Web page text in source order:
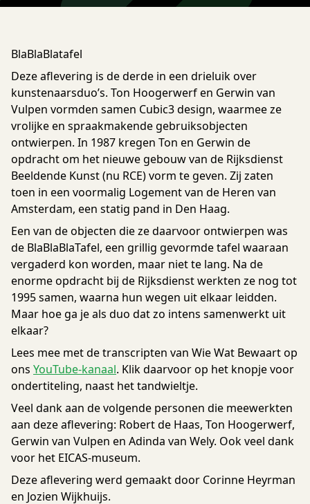
BlaBlaBlatafel
Deze aflevering is de derde in een drieluik over
kunstenaarsduo’s. Ton Hoogerwerf en Gerwin van
Vulpen vormden samen Cubic3 design, waarmee ze
vrolijke en spraakmakende gebruiksobjecten
ontwierpen. In 1987 kregen Ton en Gerwin de
opdracht om het nieuwe gebouw van de Rijksdienst
Beeldende Kunst (nu RCE) vorm te geven. Zij zaten
toen in een voormalig Logement van de Heren van
Amsterdam, een statig pand in Den Haag.
Een van de objecten die ze daarvoor ontwierpen was
de BlaBlaBlaTafel, een grillig gevormde tafel waaraan
vergaderd kon worden, maar niet te lang. Na de
enorme opdracht bij de Rijksdienst werkten ze nog tot
1995 samen, waarna hun wegen uit elkaar leidden.
Maar hoe ga je als duo dat zo intens samenwerkt uit
elkaar?
Lees mee met de transcripten van Wie Wat Bewaart op
ons YouTube-kanaal. Klik daarvoor op het knopje voor
ondertiteling, naast het tandwieltje.
Veel dank aan de volgende personen die meewerkten
aan deze aflevering: Robert de Haas, Ton Hoogerwerf,
Gerwin van Vulpen en Adinda van Wely. Ook veel dank
voor het EICAS-museum.
Deze aflevering werd gemaakt door Corinne Heyrman
en Jozien Wijkhuijs.